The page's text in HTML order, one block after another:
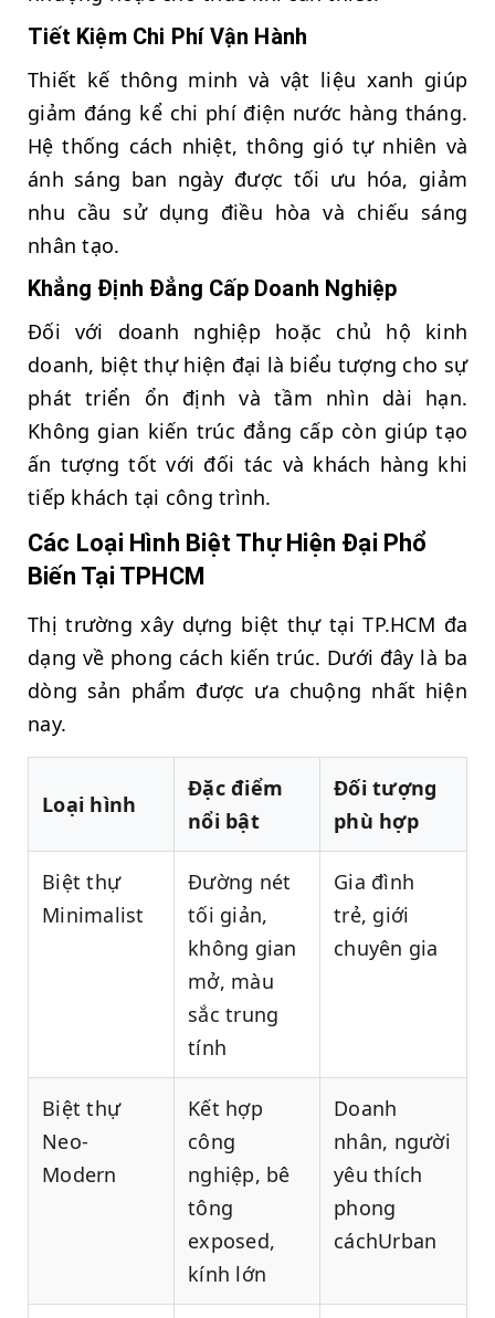
Tiết Kiệm Chi Phí Vận Hành
Thiết kế thông minh và vật liệu xanh giúp
giảm đáng kể chi phí điện nước hàng tháng.
Hệ thống cách nhiệt, thông gió tự nhiên và
ánh sáng ban ngày được tối ưu hóa, giảm
nhu cầu sử dụng điều hòa và chiếu sáng
nhân tạo.
Khẳng Định Đẳng Cấp Doanh Nghiệp
Đối với doanh nghiệp hoặc chủ hộ kinh
doanh, biệt thự hiện đại là biểu tượng cho sự
phát triển ổn định và tầm nhìn dài hạn.
Không gian kiến trúc đẳng cấp còn giúp tạo
ấn tượng tốt với đối tác và khách hàng khi
tiếp khách tại công trình.
Các Loại Hình Biệt Thự Hiện Đại Phổ
Biến Tại TPHCM
Thị trường xây dựng biệt thự tại TP.HCM đa
dạng về phong cách kiến trúc. Dưới đây là ba
dòng sản phẩm được ưa chuộng nhất hiện
nay.
Loại hình
Đặc điểm
nổi bật
Đối tượng
phù hợp
Biệt thự
Minimalist
Đường nét
tối giản,
không gian
mở, màu
sắc trung
tính
Gia đình
trẻ, giới
chuyên gia
Biệt thự
Neo-
Modern
Kết hợp
công
nghiệp, bê
tông
exposed,
kính lớn
Doanh
nhân, người
yêu thích
phong
cáchUrban